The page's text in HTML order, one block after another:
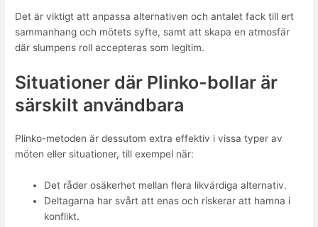
Det är viktigt att anpassa alternativen och antalet fack till ert
sammanhang och mötets syfte, samt att skapa en atmosfär
där slumpens roll accepteras som legitim.
Situationer där Plinko-bollar är
särskilt användbara
Plinko-metoden är dessutom extra effektiv i vissa typer av
möten eller situationer, till exempel när:
Det råder osäkerhet mellan flera likvärdiga alternativ.
Deltagarna har svårt att enas och riskerar att hamna i
konflikt.